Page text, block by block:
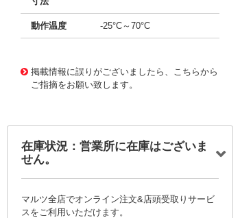
動作温度 -25°C～70°C
掲載情報に誤りがございましたら、こちらから
ご指摘をお願い致します。
在庫状況：営業所に在庫はございま
せん。
マルツ全店でオンライン注文&店頭受取りサービ
スをご利用いただけます。